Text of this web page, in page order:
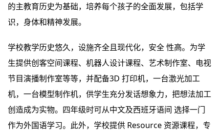
的主教育历史为基础，培养每个孩子的全面发展，包括学
识，身体和精神发展。
学校教学历史悠久，设施齐全且现代化，安全 性高。为学
生提供创客空间课程、机器人设计课程、艺术制作室、电视
节目演播制作室等等，并配备3D 打印机，一台激光加工
机，一台模型制作机，供学生充分发话想象力，把想法加工
创造成为实物。四年级时可从中文及西班牙语间 选择一门
作为外国语学习。此外，学校提供 Resource 资源课程，专